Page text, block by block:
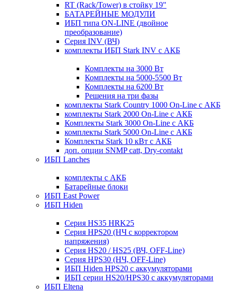
RT (Rack/Tower) в стойку 19"
БАТАРЕЙНЫЕ МОДУЛИ
ИБП типа ON-LINE (двойное
преобразование)
Серия INV (ВЧ)
комплекты ИБП Stark INV с АКБ
Комплекты на 3000 Вт
Комплекты на 5000-5500 Вт
Комплекты на 6200 Вт
Решения на три фазы
комплекты Stark Country 1000 On-Line с АКБ
комплекты Stark 2000 On-Line с АКБ
Комплекты Stark 3000 On-Line с АКБ
комплекты Stark 5000 On-Line с АКБ
Комплекты Stark 10 кВт с АКБ
доп. опции SNMP catt, Dry-contakt
ИБП Lanches
комплекты с АКБ
Батарейные блоки
ИБП East Power
ИБП Hiden
Серия HS35 HRK25
Серия HPS20 (НЧ с корректором
напряжения)
Серия HS20 / HS25 (ВЧ, OFF-Line)
Серия HPS30 (НЧ, OFF-Line)
ИБП Hiden HPS20 с аккумуляторами
ИБП серии HS20/HPS30 с аккумуляторами
ИБП Eltena